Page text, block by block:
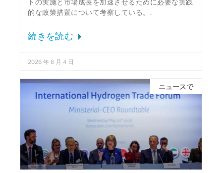
トの実施と市場成長を加速させるために必要な実践
的な政策措置について考察している。.
続きを読む
2026 年 6 月 4 日
ニュースで